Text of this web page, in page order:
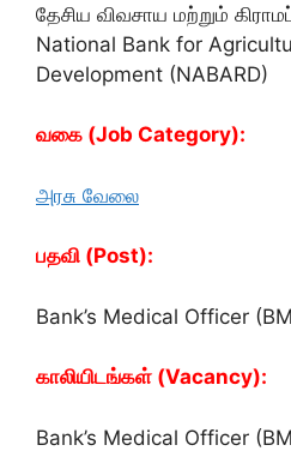
தேசிய விவசாய மற்றும்
National Bank for
Development (NABARD)
வகை (Job Category):
அரசு வேலை
பதவி (Post):
Bank’s Medical Officer
காலியிடங்கள் (Vacancy):
Bank’s Medical Officer